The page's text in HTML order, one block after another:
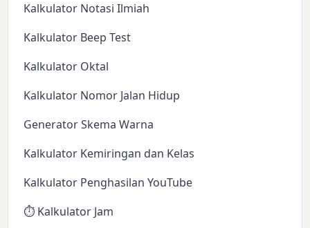
Kalkulator Notasi Ilmiah
Kalkulator Beep Test
Kalkulator Oktal
Kalkulator Nomor Jalan Hidup
Generator Skema Warna
Kalkulator Kemiringan dan Kelas
Kalkulator Penghasilan YouTube
⏱️ Kalkulator Jam